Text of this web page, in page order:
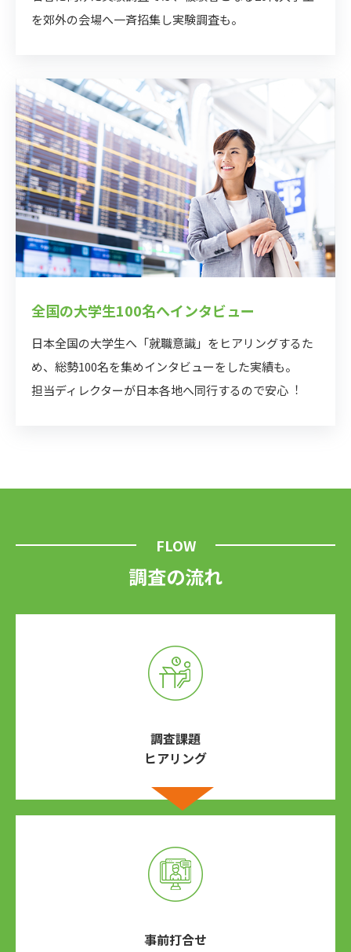
を郊外の会場へ⼀⻫招集し実験調査も。
全国の⼤学⽣100名へインタビュー
⽇本全国の⼤学⽣へ「就職意識」をヒアリングするた
め、総勢100名を集めインタビューをした実績も。
担当ディレクターが⽇本各地へ同⾏するので安⼼︕
FLOW
調査の流れ
調査課題
ヒアリング
事前打合せ